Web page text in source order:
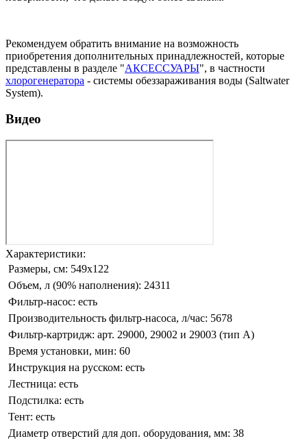
Рекомендуем обратить внимание на возможность
приобретения дополнительных принадлежностей, которые
представлены в разделе "АКСЕССУАРЫ", в частности
хлорогенератора - системы обеззараживания воды (Saltwater
System).
Видео
Характеристики:
Размеры, см: 549x122
Объем, л (90% наполнения): 24311
Фильтр-насос: есть
Производительность фильтр-насоса, л/час: 5678
Фильтр-картридж: арт. 29000, 29002 и 29003 (тип А)
Время установки, мин: 60
Инструкция на русском: есть
Лестница: есть
Подстилка: есть
Тент: есть
Диаметр отверстий для доп. оборудования, мм: 38